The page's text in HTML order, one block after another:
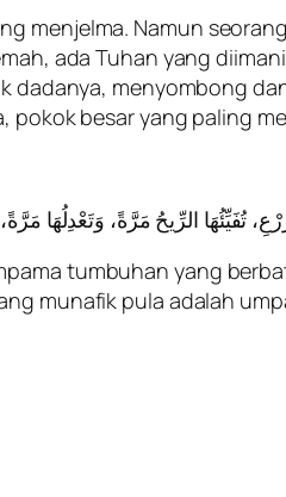
menjelma. Namun
ada Tuhan yang
dadanya, menyombong
besar yang paling
tumbuhan yang
munafik pula adalah